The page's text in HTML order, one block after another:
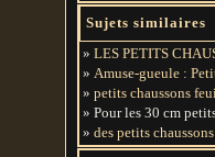
Sujets similaires
» LES PETITS
» Amuse-gueule :
» petits chaussons
» Pour les 30 cm
» des petits